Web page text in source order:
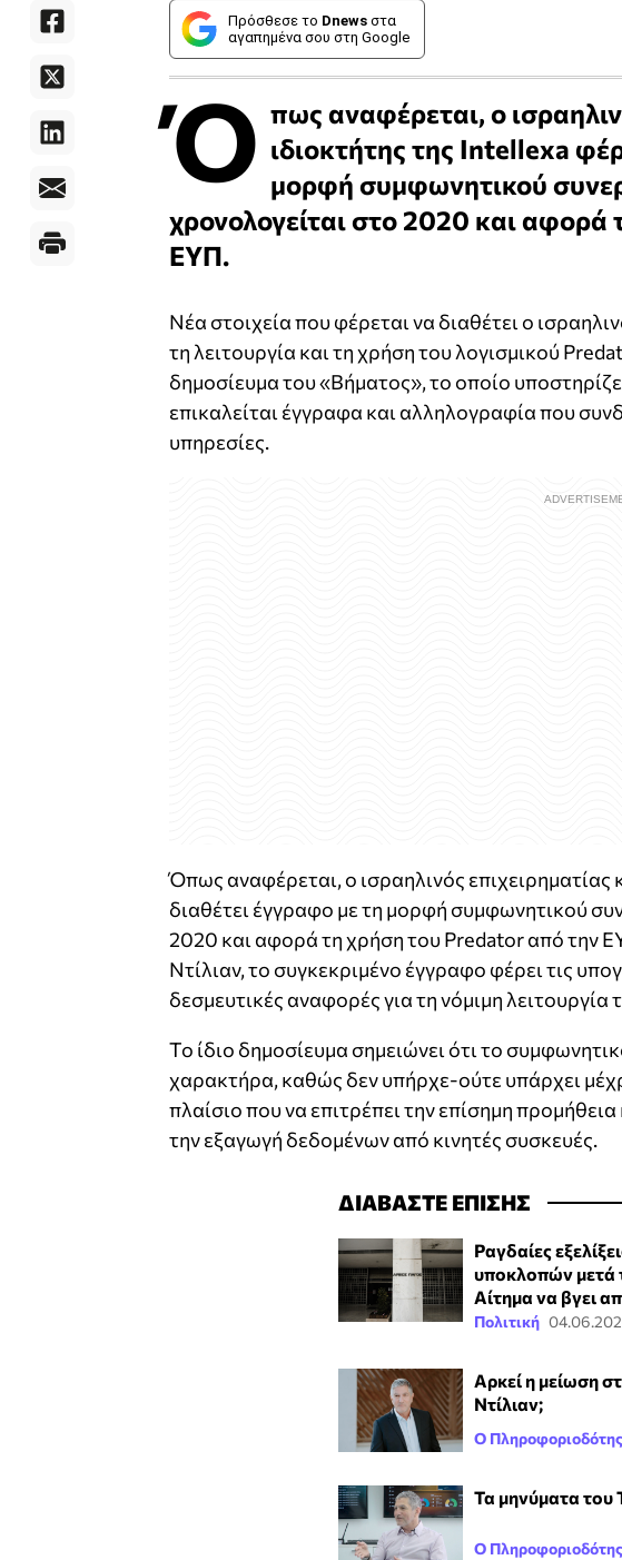
Πρόσθεσε το Dnews στα
αγαπημένα σου στη Google
Ό πως αναφέρεται, ο
ιδιοκτήτης της Intellexa
μορφή συμφωνητικού
χρονολογείται στο 2020 και
ΕΥΠ.
Νέα στοιχεία που φέρεται να διαθέτει ο
τη λειτουργία και τη χρήση του λογισμικού
δημοσίευμα του «Βήματος», το οποίο
επικαλείται έγγραφα και αλληλογραφία που
υπηρεσίες.
Όπως αναφέρεται, ο ισραηλινός επιχειρηματίας
διαθέτει έγγραφο με τη μορφή συμφωνητικού
2020 και αφορά τη χρήση του Predator από την
Ντίλιαν, το συγκεκριμένο έγγραφο φέρει τις
δεσμευτικές αναφορές για τη νόμιμη λειτουργία
Το ίδιο δημοσίευμα σημειώνει ότι το
χαρακτήρα, καθώς δεν υπήρχε-ούτε υπάρχει
πλαίσιο που να επιτρέπει την επίσημη
την εξαγωγή δεδομένων από κινητές συσκευές.
ΔΙΑΒΑΣΤΕ ΕΠΙΣΗΣ
Ραγδαίες
υποκλοπών μετά
Αίτημα να βγει
Πολιτική
Αρκεί η μείωση
Ντίλιαν;
Ο Πληροφοριοδότης
Τα μηνύματα του
Ο Πληροφοριοδότης